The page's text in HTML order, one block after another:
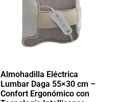
Almohadilla Eléctrica
Lumbar Daga 55×30 cm –
Confort Ergonómico con